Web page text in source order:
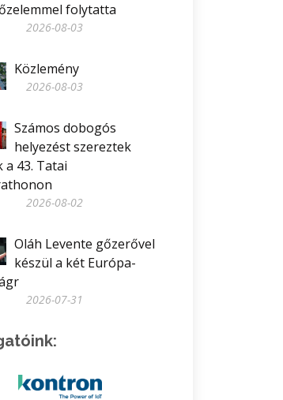
folytatta
2026-08-03
Közlemény
2026-08-03
Számos dobogós
helyezést szereztek
43. Tatai
2026-08-02
Oláh Levente gőzerővel
készül a két Európa-
2026-07-31